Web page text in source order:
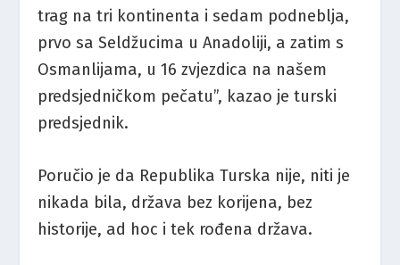
trag na tri kontinenta i sedam podneblja,
prvo sa Seldžucima u Anadoliji, a zatim s
Osmanlijama, u 16 zvjezdica na našem
predsjedničkom pečatu”, kazao je turski
predsjednik.
Poručio je da Republika Turska nije, niti je
nikada bila, država bez korijena, bez
historije, ad hoc i tek rođena država.